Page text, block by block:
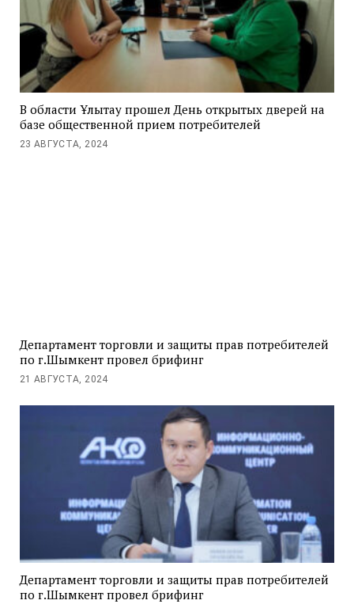
В области Ұлытау прошел День открытых дверей на
базе общественной прием потребителей
23 АВГУСТА, 2024
Департамент торговли и защиты прав потребителей
по г.Шымкент провел брифинг
21 АВГУСТА, 2024
Департамент торговли и защиты прав потребителей
по г.Шымкент провел брифинг